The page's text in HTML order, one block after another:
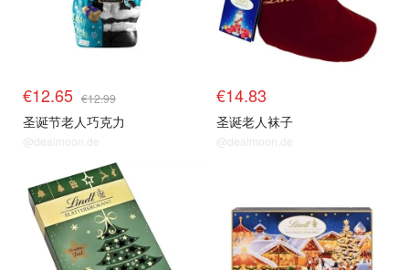
€12.65 €12.99
圣诞节老人巧克力
@dealmoon.de
€14.83
圣诞老人袜子
@dealmoon.de